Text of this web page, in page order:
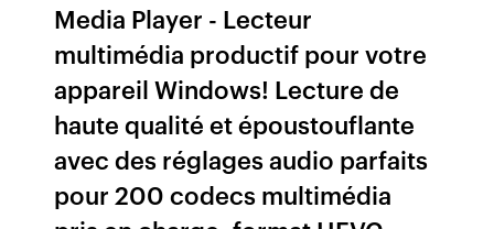
Media Player - Lecteur
multimédia productif pour votre
appareil Windows! Lecture de
haute qualité et époustouflante
avec des réglages audio parfaits
pour 200 codecs multimédia